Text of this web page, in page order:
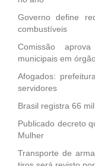
Governo define
combustíveis
Comissão
municipais em
Afogados:
servidores
Brasil registra 66
Publicado decreto
Mulher
Transporte de